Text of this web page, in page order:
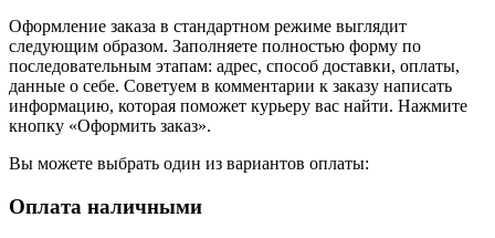
Оформление заказа в стандартном режиме выглядит
следующим образом. Заполняете полностью форму по
последовательным этапам: адрес, способ доставки, оплаты,
данные о себе. Советуем в комментарии к заказу написать
информацию, которая поможет курьеру вас найти. Нажмите
кнопку «Оформить заказ».
Вы можете выбрать один из вариантов оплаты:
Оплата наличными